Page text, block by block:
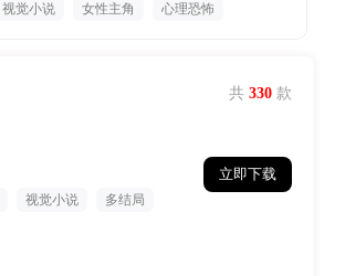
视觉小说 女性主角
心理恐怖
共 330 款
视觉小说
多结局
立即下载